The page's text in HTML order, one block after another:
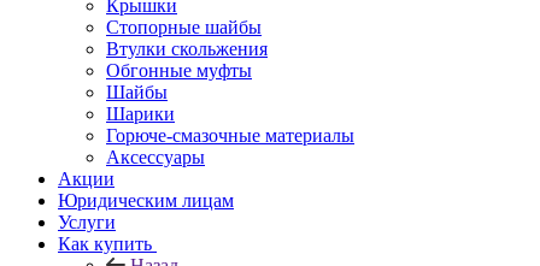
Крышки
Стопорные шайбы
Втулки скольжения
Обгонные муфты
Шайбы
Шарики
Горюче-смазочные материалы
Аксессуары
Акции
Юридическим лицам
Услуги
Как купить